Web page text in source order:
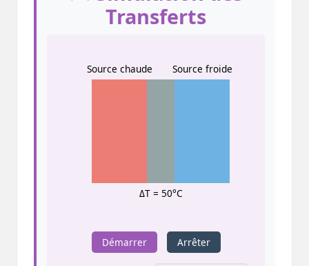
Transferts
Source chaude Source froide
ΔT = 50°C
Démarrer Arrêter